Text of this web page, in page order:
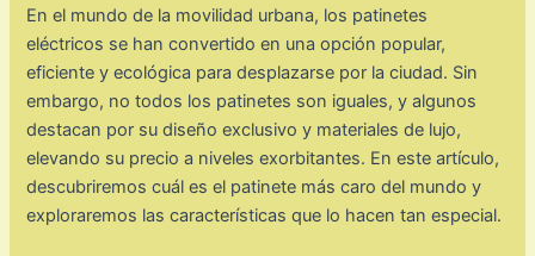
En el mundo de la movilidad urbana, los patinetes
eléctricos se han convertido en una opción popular,
eficiente y ecológica para desplazarse por la ciudad. Sin
embargo, no todos los patinetes son iguales, y algunos
destacan por su diseño exclusivo y materiales de lujo,
elevando su precio a niveles exorbitantes. En este artículo,
descubriremos cuál es el patinete más caro del mundo y
exploraremos las características que lo hacen tan especial.